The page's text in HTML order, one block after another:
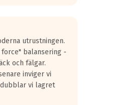
utrustningen.
balansering -
och fälgar.
inviger vi
vi lagret